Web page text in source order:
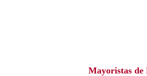
Mayoristas de